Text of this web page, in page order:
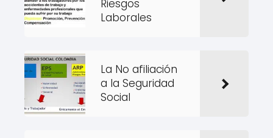
Riesgos
Laborales
La No afiliación
a la Seguridad
Social